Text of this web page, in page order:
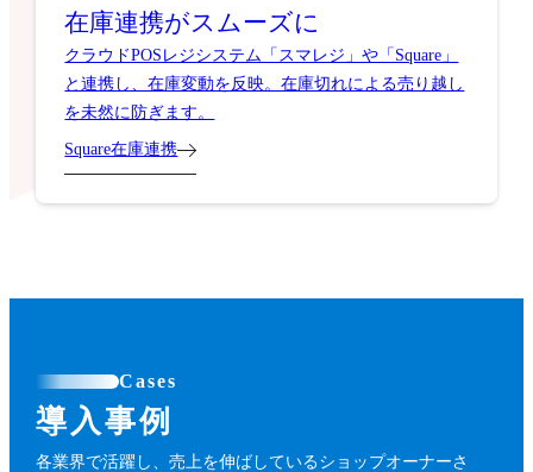
在庫連携がスムーズに
クラウドPOSレジシステム「スマレジ」や「Square」
と連携し、在庫変動を反映。在庫切れによる売り越し
を未然に防ぎます。
Square在庫連携
Cases
導入事例
各業界で活躍し、売上を伸ばしているショップオーナーさ